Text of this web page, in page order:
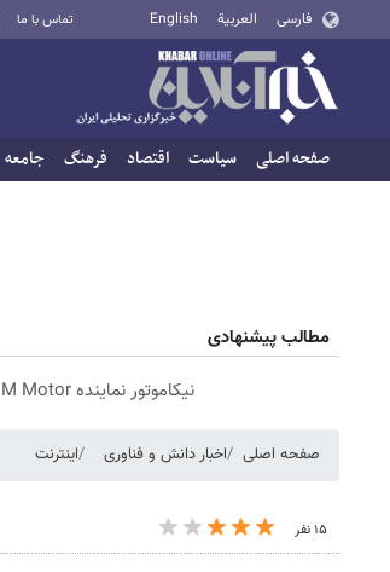
فارسی العربية English تماس با ما
صفحه اصلی سیاست اقتصاد فرهنگ جامعه
مطالب پیشنهادی
نیکاموتور نماینده IM Motor و Lynk&Co در ایران
صفحه اصلی اخبار دانش و فناوری اینترنت
۱۵ نفر